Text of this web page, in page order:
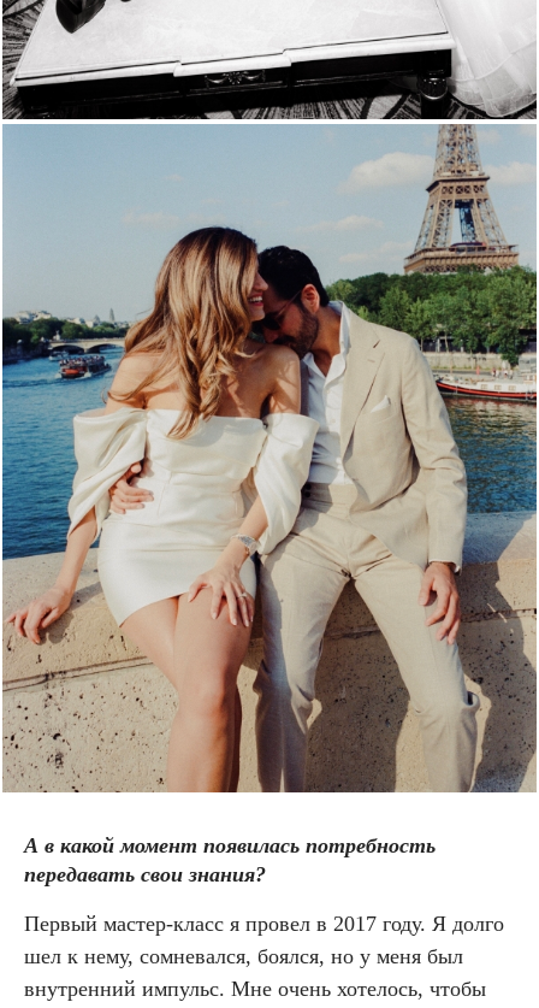
А в какой момент появилась потребность
передавать свои знания?
Первый мастер-класс я провел в 2017 году. Я долго
шел к нему, сомневался, боялся, но у меня был
внутренний импульс. Мне очень хотелось, чтобы